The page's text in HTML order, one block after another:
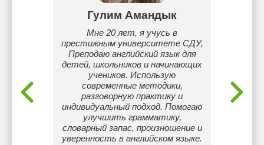
Гулим Амандык
Мне 20 лет, я учусь в
престижным университете СДУ,
Преподаю английский язык для
детей, школьников и начинающих
учеников. Использую
современные методики,
разговорную практику и
индивидуальный подход. Помогаю
улучшить грамматику,
словарный запас, произношение и
уверенность в английском языке.